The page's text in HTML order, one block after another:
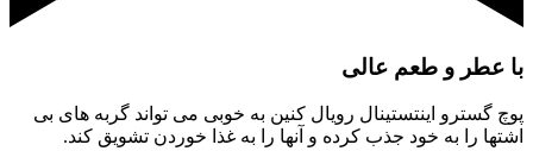
با عطر و طعم عالی
پوچ گسترو اینتستینال رویال کنین به خوبی می تواند گربه های بی
اشتها را به خود جذب کرده و آنها را به غذا خوردن تشویق کند.